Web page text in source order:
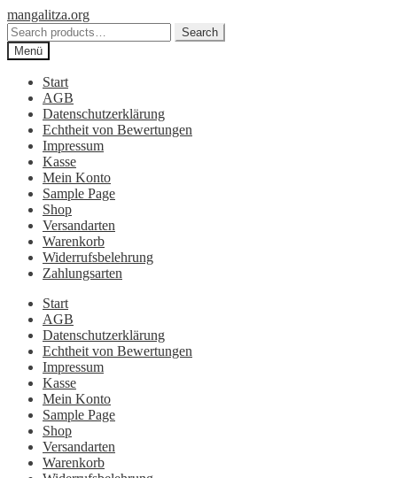
Zur
Navigation
springen
Zum
Inhalt
springen
mangalitza.org
Search
for:
Search
Menü
Start
AGB
Datenschutzerklärung
Echtheit von Bewertungen
Impressum
Kasse
Mein Konto
Sample Page
Shop
Versandarten
Warenkorb
Widerrufsbelehrung
Zahlungsarten
Start
AGB
Datenschutzerklärung
Echtheit von Bewertungen
Impressum
Kasse
Mein Konto
Sample Page
Shop
Versandarten
Warenkorb